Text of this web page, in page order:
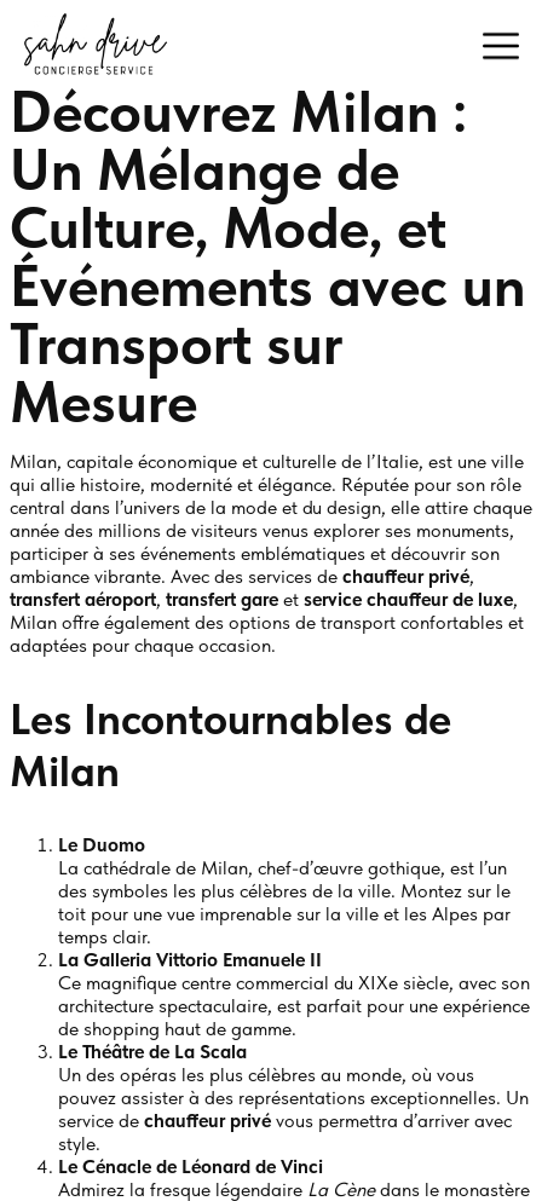
Découvrez Milan :
Un Mélange de
Culture, Mode, et
Événements avec un
Transport sur
Mesure
Milan, capitale économique et culturelle de l’Italie, est une ville
qui allie histoire, modernité et élégance. Réputée pour son rôle
central dans l’univers de la mode et du design, elle attire chaque
année des millions de visiteurs venus explorer ses monuments,
participer à ses événements emblématiques et découvrir son
ambiance vibrante. Avec des services de chauffeur privé,
transfert aéroport, transfert gare et service chauffeur de luxe,
Milan offre également des options de transport confortables et
adaptées pour chaque occasion.
Les Incontournables de
Milan
Le Duomo
La cathédrale de Milan, chef-d’œuvre gothique, est l’un
des symboles les plus célèbres de la ville. Montez sur le
toit pour une vue imprenable sur la ville et les Alpes par
temps clair.
La Galleria Vittorio Emanuele II
Ce magnifique centre commercial du XIXe siècle, avec son
architecture spectaculaire, est parfait pour une expérience
de shopping haut de gamme.
Le Théâtre de La Scala
Un des opéras les plus célèbres au monde, où vous
pouvez assister à des représentations exceptionnelles. Un
service de chauffeur privé vous permettra d’arriver avec
style.
Le Cénacle de Léonard de Vinci
Admirez la fresque légendaire La Cènedans le monastère